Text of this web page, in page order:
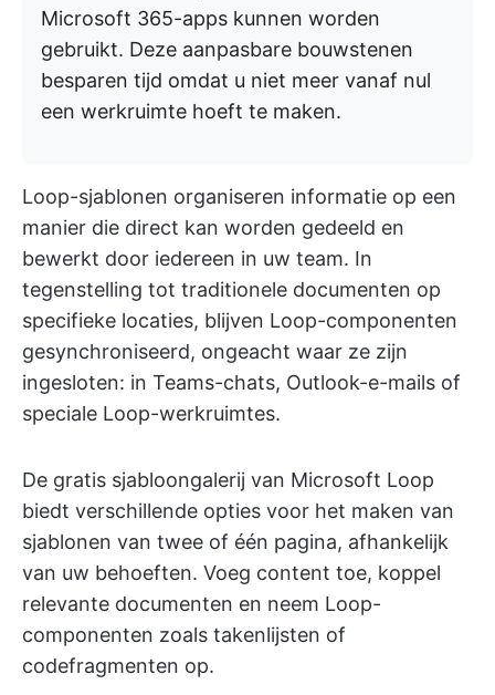
Microsoft 365-apps kunnen worden
gebruikt. Deze aanpasbare bouwstenen
besparen tijd omdat u niet meer vanaf nul
een werkruimte hoeft te maken.
Loop-sjablonen organiseren informatie op een
manier die direct kan worden gedeeld en
bewerkt door iedereen in uw team. In
tegenstelling tot traditionele documenten op
specifieke locaties, blijven Loop-componenten
gesynchroniseerd, ongeacht waar ze zijn
ingesloten: in Teams-chats, Outlook-e-mails of
speciale Loop-werkruimtes.
De gratis sjabloongalerij van Microsoft Loop
biedt verschillende opties voor het maken van
sjablonen van twee of één pagina, afhankelijk
van uw behoeften. Voeg content toe, koppel
relevante documenten en neem Loop-
componenten zoals takenlijsten of
codefragmenten op.